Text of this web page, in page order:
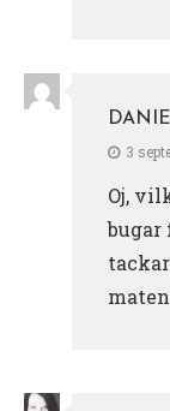
3
Oj,
bugar